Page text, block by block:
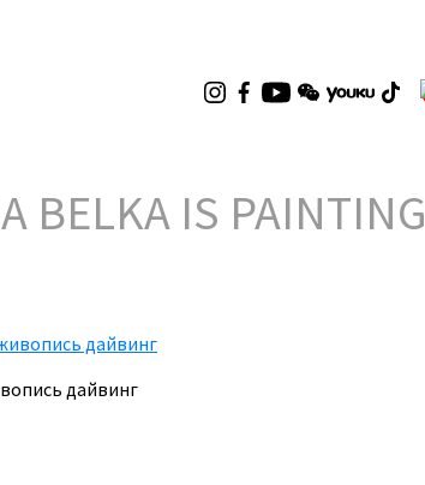
BELKA IS PAINTING
дайвинг